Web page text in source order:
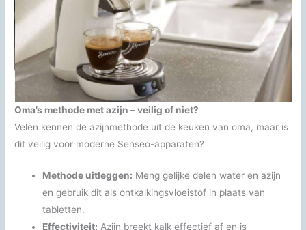
Oma’s methode met azijn – veilig of niet?
Velen kennen de azijnmethode uit de keuken van oma, maar is
dit veilig voor moderne Senseo-apparaten?
Methode uitleggen: Meng gelijke delen water en azijn
en gebruik dit als ontkalkingsvloeistof in plaats van
tabletten.
Effectiviteit: Azijn breekt kalk effectief af en is